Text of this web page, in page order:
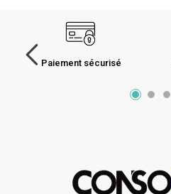
Paiement sécurisé